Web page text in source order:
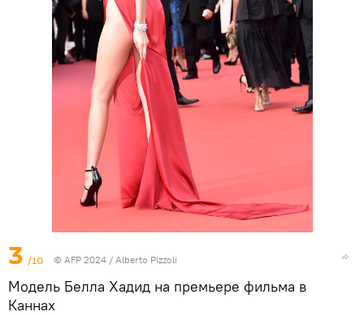
3 /10 © AFP 2024 / Alberto Pizzoli
Модель Белла Хадид на премьере фильма в
Каннах